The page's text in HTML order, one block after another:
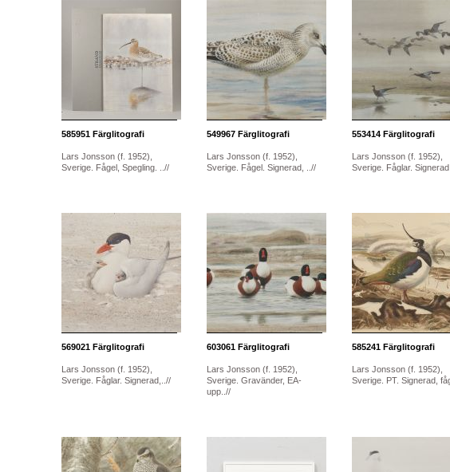
585951Färglitografi
Lars Jonsson (f. 1952),
Sverige. Fågel, Spegling. ..//
549967Färglitografi
Lars Jonsson (f. 1952),
Sverige. Fågel. Signerad, ..//
553414Färglitografi
Lars Jonsson (f. 1952),
Sverige. Fåglar.
569021Färglitografi
Lars Jonsson (f. 1952),
Sverige. Fåglar. Signerad,..//
603061Färglitografi
Lars Jonsson (f. 1952),
Sverige. Gravänder, EA-
upp..//
585241Färglitografi
Lars Jonsson (f. 1952),
Sverige. PT. Signerad,